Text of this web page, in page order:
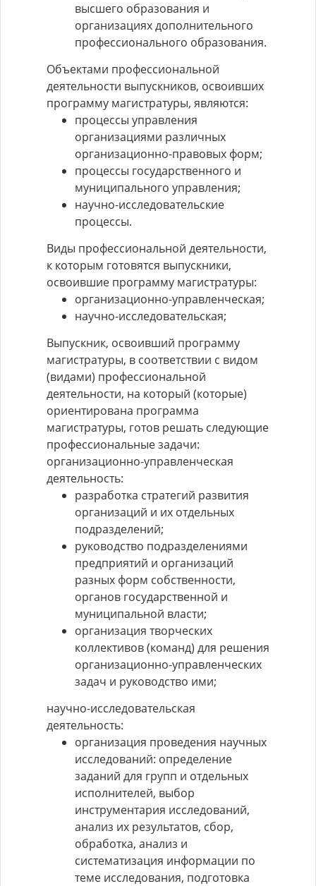
высшего образования и
организациях дополнительного
профессионального образования.
Объектами профессиональной
деятельности выпускников, освоивших
программу магистратуры, являются:
процессы управления
организациями различных
организационно-правовых форм;
процессы государственного и
муниципального управления;
научно-исследовательские
процессы.
Виды профессиональной деятельности,
к которым готовятся выпускники,
освоившие программу магистратуры:
организационно-управленческая;
научно-исследовательская;
Выпускник, освоивший программу
магистратуры, в соответствии с видом
(видами) профессиональной
деятельности, на который (которые)
ориентирована программа
магистратуры, готов решать следующие
профессиональные задачи:
организационно-управленческая
деятельность:
разработка стратегий развития
организаций и их отдельных
подразделений;
руководство подразделениями
предприятий и организаций
разных форм собственности,
органов государственной и
муниципальной власти;
организация творческих
коллективов (команд) для решения
организационно-управленческих
задач и руководство ими;
научно-исследовательская
деятельность:
организация проведения научных
исследований: определение
заданий для групп и отдельных
исполнителей, выбор
инструментария исследований,
анализ их результатов, сбор,
обработка, анализ и
систематизация информации по
теме исследования, подготовка